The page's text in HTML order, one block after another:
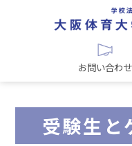
お問い合わせ
受験生と